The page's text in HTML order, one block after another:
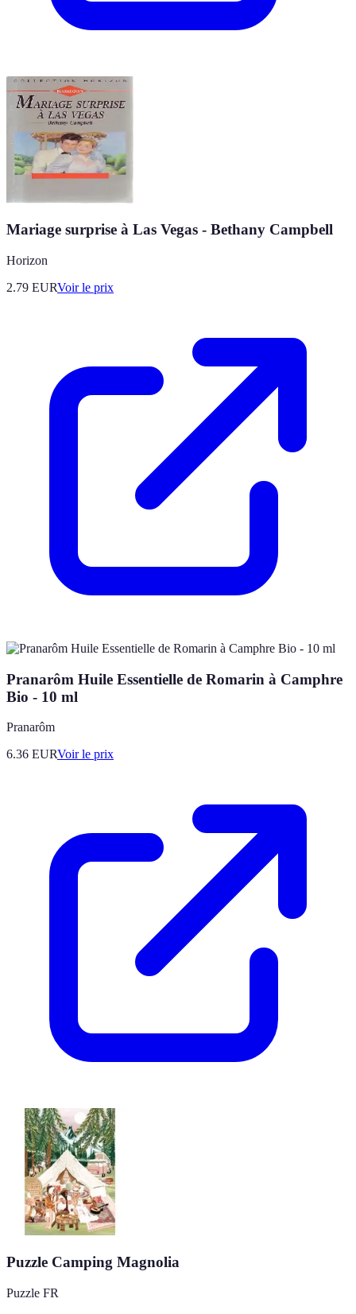
Mariage surprise à Las Vegas - Bethany Campbell
Horizon
2.79 EURVoir le prix
Pranarôm Huile Essentielle de Romarin à Camphre
Bio - 10 ml
Pranarôm
6.36 EURVoir le prix
Puzzle Camping Magnolia
Puzzle FR